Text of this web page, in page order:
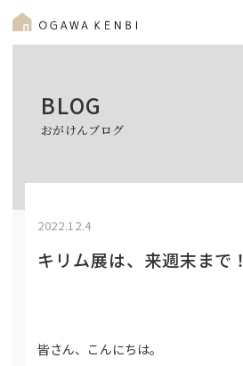
BLOG
おがけんブログ
2022.12.4
キリム展は、来週末まで！
皆さん、こんにちは。